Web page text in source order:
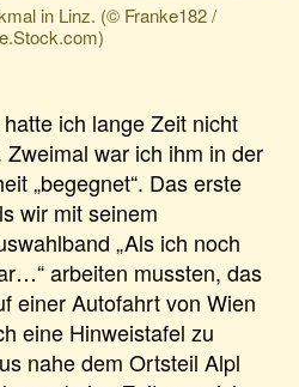
in Linz. (© Franke182 /
ich lange Zeit nicht
Zweimal war ich ihm in der
„begegnet“. Das erste
wir mit seinem
„Als ich noch
arbeiten mussten, das
einer Autofahrt von Wien
eine Hinweistafel zu
nahe dem Ortsteil Alpl